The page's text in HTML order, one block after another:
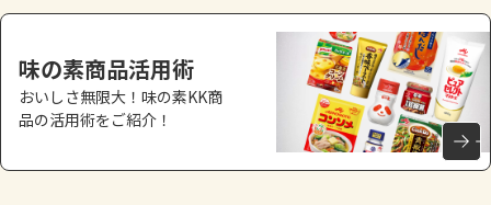
味の素商品活用術
おいしさ無限大！味の素KK商
品の活用術をご紹介！